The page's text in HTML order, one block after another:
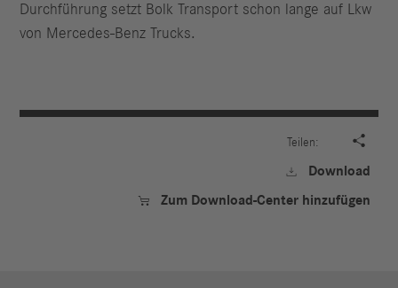
Durchführung setzt Bolk Transport schon lange auf Lkw
von Mercedes-Benz Trucks.
Teilen: 
 Download
 Zum Download-Center hinzufügen